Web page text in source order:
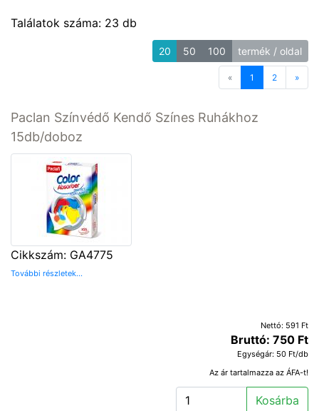
Találatok száma: 23 db
20 50 100 termék / oldal
« Previous
1 2 »
Paclan Színvédő Kendő Színes Ruhákhoz
15db/doboz
Cikkszám: GA4775
További részletek...
Nettó: 591 Ft
Bruttó: 750 Ft
Egységár: 50 Ft/db
Az ár tartalmazza az ÁFA-t!
Kosárba